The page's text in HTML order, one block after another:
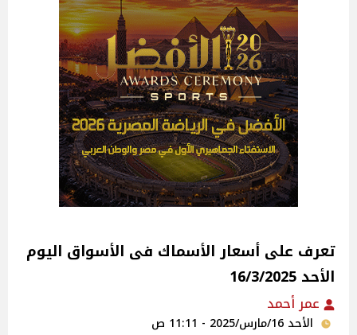
تعرف على أسعار الأسماك فى الأسواق‎‎ اليوم
الأحد 16/3/2025
عمر أحمد
الأحد 16/مارس/2025 - 11:11 ص